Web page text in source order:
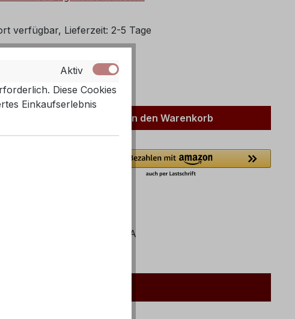
verfügbar, Lieferzeit: 2-5 Tage
Anzahl: Gib den gewünschten Wert
In den Warenkorb
ZARIAH-4YAS610A
Aktiv
Diese Cookies
Einkaufserlebnis